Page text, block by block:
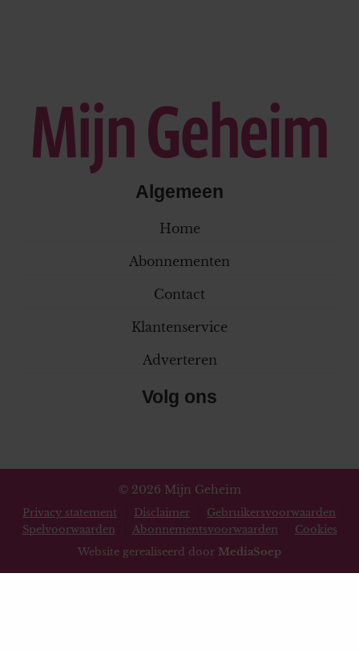
Algemeen
Home
Abonnementen
Contact
Klantenservice
Adverteren
Volg ons
© 2026 Mijn Geheim
Privacy statement Disclaimer
Gebruikersvoorwaarden
Spelvoorwaarden
Abonnementsvoorwaarden
Cookies
Website gerealiseerd door MediaSoep